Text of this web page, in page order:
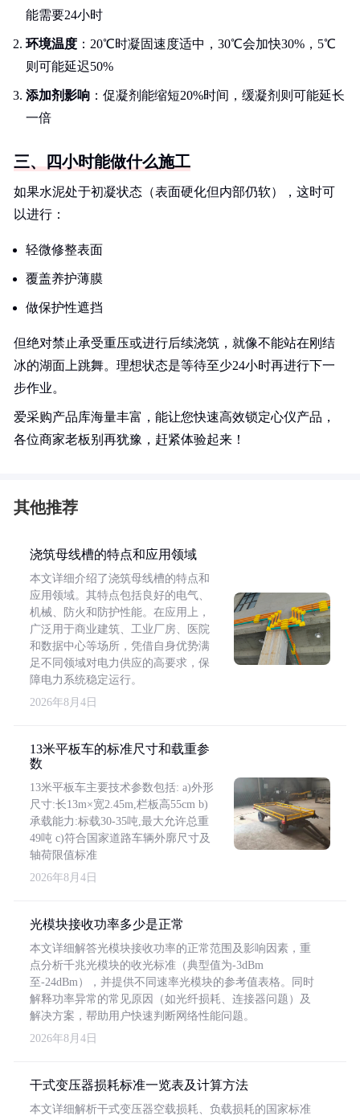
能需要24小时
环境温度 ：20℃时凝固速度适中，30℃会加快30%，5℃
则可能延迟50%
添加剂影响 ：促凝剂能缩短20%时间，缓凝剂则可能延长
一倍
三、四小时能做什么施工
如果水泥处于初凝状态（表面硬化但内部仍软），这时可
以进行：
轻微修整表面
覆盖养护薄膜
做保护性遮挡
但绝对禁止承受重压或进行后续浇筑，就像不能站在刚结
冰的湖面上跳舞。理想状态是等待至少24小时再进行下一
步作业。
爱采购产品库海量丰富，能让您快速高效锁定心仪产品，
各位商家老板别再犹豫，赶紧体验起来！
其他推荐
浇筑母线槽的特点和应用领域
本文详细介绍了浇筑母线槽的特点和
应用领域。其特点包括良好的电气、
机械、防火和防护性能。在应用上，
广泛用于商业建筑、工业厂房、医院
和数据中心等场所，凭借自身优势满
足不同领域对电力供应的高要求，保
障电力系统稳定运行。
2026年8月4日
13米平板车的标准尺寸和载重参
数
13米平板车主要技术参数包括: a)外形
尺寸:长13m×宽2.45m,栏板高55cm b)
承载能力:标载30-35吨,最大允许总重
49吨 c)符合国家道路车辆外廓尺寸及
轴荷限值标准
2026年8月4日
光模块接收功率多少是正常
本文详细解答光模块接收功率的正常范围及影响因素，重
点分析千兆光模块的收光标准（典型值为-3dBm
至-24dBm），并提供不同速率光模块的参考值表格。同时
解释功率异常的常见原因（如光纤损耗、连接器问题）及
解决方案，帮助用户快速判断网络性能问题。
2026年8月4日
干式变压器损耗标准一览表及计算方法
本文详细解析干式变压器空载损耗、负载损耗的国家标准